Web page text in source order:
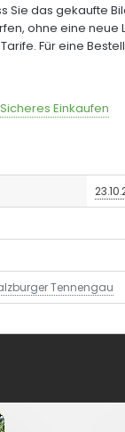
Sie das gekaufte
ohne eine neue
Für eine
Einkaufen
Tennengau